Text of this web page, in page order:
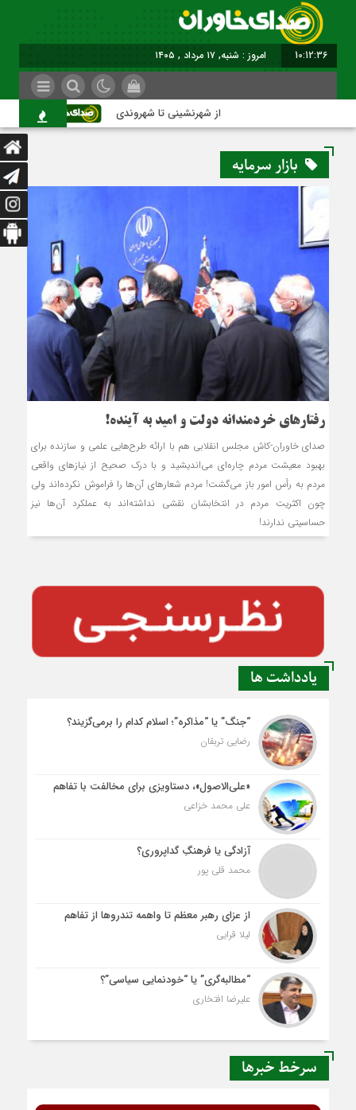
10:12:36 امروز : شنبه, ۱۷ مرداد , ۱۴۰۵
از شهرنشینی تا شهروندی
بازار سرمایه
رفتارهای خردمندانه دولت و امید به آینده!
صدای خاوران-کاش مجلس انقلابی هم با ارائه طرح‌هایی علمی و سازنده برای
بهبود معیشت مردم چاره‌ای می‌اندیشید و با درک صحیح از نیازهای واقعی
مردم به رأس امور باز می‌گشت! مردم شعارهای آن‌ها را فراموش نکرده‌اند ولی
چون اکثریت مردم در انتخابشان نقشی نداشته‌اند به عملکرد آن‌ها نیز
حساسیتی ندارند!
یادداشت ها
“جنگ” یا “مذاکره”؛ اسلام کدام را برمی‌گزیند؟
رضایی تربقان
«علی‌الاصول»، دستاویزی برای مخالفت با تفاهم
علی محمد خزاعی
آزادگی یا فرهنگِ گداپروری؟
محمد قلی پور
از عزای رهبر معظم تا واهمه تندروها از تفاهم
لیلا قرایی
“مطالبه‌گری” یا “خودنمایی سیاسی”؟
علیرضا افتخاری
سرخط خبرها